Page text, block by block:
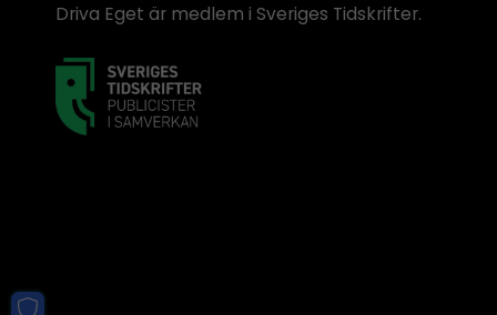
Driva Eget är medlem i Sveriges Tidskrifter.